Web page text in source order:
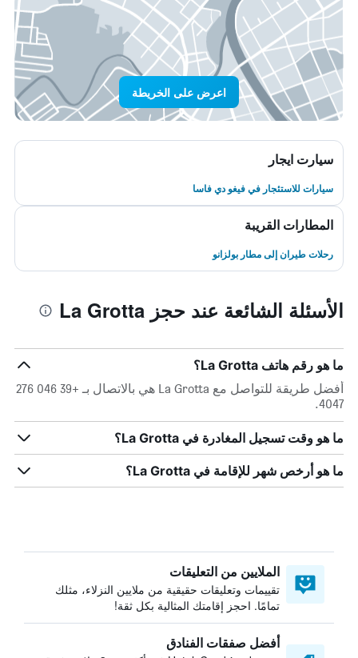
اعرض على الخريطة
سيارت ايجار
سيارات للاستئجار في فيغو دي فاسا
المطارات القريبة
رحلات طيران إلى مطار بولزانو
الأسئلة الشائعة عند حجز La Grotta
ما هو رقم هاتف La Grotta؟
أفضل طريقة للتواصل مع La Grotta هي بالاتصال بـ +39 046 276
4047.
ما هو وقت تسجيل المغادرة في La Grotta؟
ما هو أرخص شهر للإقامة في La Grotta؟
الملايين من التعليقات
تقييمات وتعليقات حقيقية من ملايين النزلاء، مثلك
تمامًا. احجز إقامتك المثالية بكل ثقة!
أفضل صفقات الفنادق